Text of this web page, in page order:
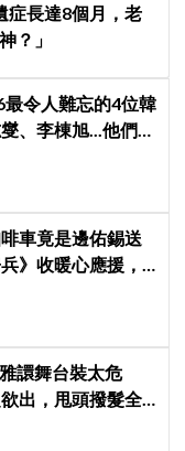
症長達8個月，老
？」
令人難忘的4位韓
、李棟旭...他們連
車竟是邊佑錫送
》收暖心應援，
譞舞台裝太危
出，甩頭撥髮全